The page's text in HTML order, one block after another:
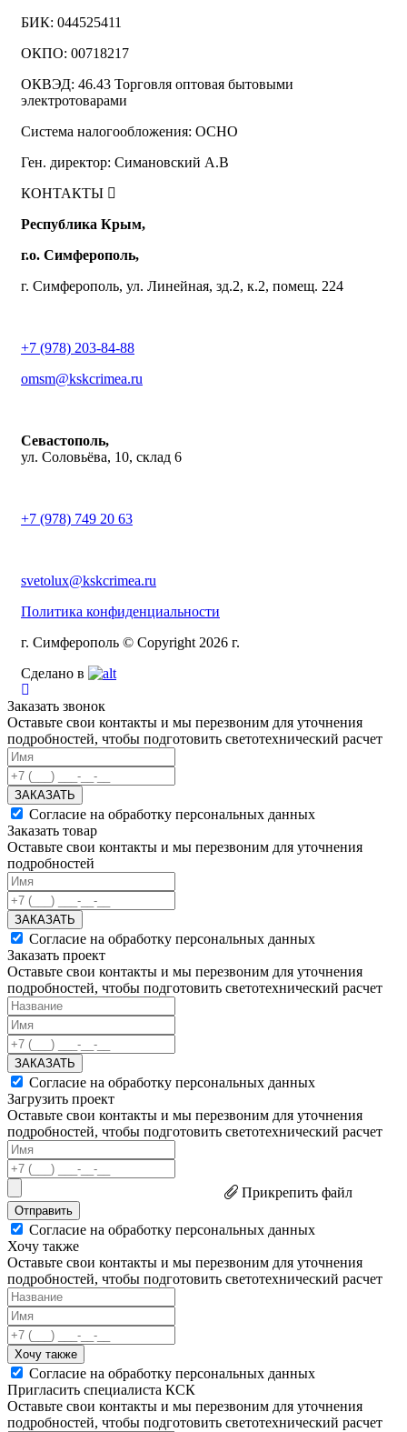
БИК: 044525411
ОКПО: 00718217
ОКВЭД: 46.43 Торговля оптовая бытовыми
электротоварами
Система налогообложения: ОСНО
Ген. директор: Симановский А.В
КОНТАКТЫ
Республика Крым,
г.о. Симферополь,
г. Симферополь, ул. Линейная, зд.2, к.2, помещ. 224
+7 (978) 203-84-88
omsm@kskcrimea.ru
Севастополь,
ул. Соловьёва, 10, склад 6
+7 (978) 749 20 63
svetolux@kskcrimea.ru
Политика конфиденциальности
г. Симферополь © Copyright 2026 г.
Сделано в
Заказать звонок
Оставьте свои контакты и мы перезвоним для уточнения
подробностей, чтобы подготовить светотехнический расчет
ЗАКАЗАТЬ
Согласие на обработку персональных данных
Заказать товар
Оставьте свои контакты и мы перезвоним для уточнения
подробностей
ЗАКАЗАТЬ
Согласие на обработку персональных данных
Заказать проект
Оставьте свои контакты и мы перезвоним для уточнения
подробностей, чтобы подготовить светотехнический расчет
ЗАКАЗАТЬ
Согласие на обработку персональных данных
Загрузить проект
Оставьте свои контакты и мы перезвоним для уточнения
подробностей, чтобы подготовить светотехнический расчет
Прикрепить файл
Отправить
Согласие на обработку персональных данных
Хочу также
Оставьте свои контакты и мы перезвоним для уточнения
подробностей, чтобы подготовить светотехнический расчет
Хочу также
Согласие на обработку персональных данных
Пригласить специалиста КСК
Оставьте свои контакты и мы перезвоним для уточнения
подробностей, чтобы подготовить светотехнический расчет